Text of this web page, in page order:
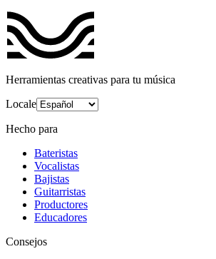
Herramientas creativas para tu música
Locale
Hecho para
Bateristas
Vocalistas
Bajistas
Guitarristas
Productores
Educadores
Consejos